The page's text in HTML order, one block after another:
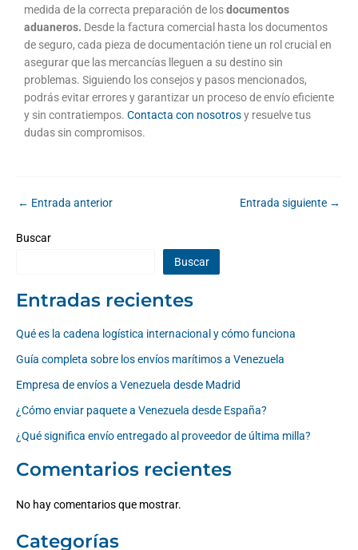
medida de la correcta preparación de losdocumentos
aduaneros. Desde la factura comercial hasta los documentos
de seguro, cada pieza de documentación tiene un rol crucial en
asegurar que las mercancías lleguen a su destino sin
problemas. Siguiendo los consejos y pasos mencionados,
podrás evitar errores y garantizar un proceso de envío eficiente
y sin contratiempos. Contacta con nosotrosy resuelve tus
dudas sin compromisos.
← Entrada anterior Entrada siguiente →
Buscar
Buscar
Entradas recientes
Qué es la cadena logística internacional y cómo funciona
Guía completa sobre los envíos marítimos a Venezuela
Empresa de envíos a Venezuela desde Madrid
¿Cómo enviar paquete a Venezuela desde España?
¿Qué significa envío entregado al proveedor de última milla?
Comentarios recientes
No hay comentarios que mostrar.
Categorías